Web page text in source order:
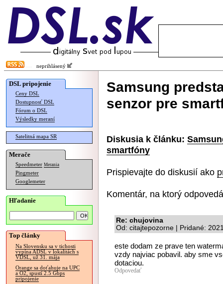
neprihlásený
DSL pripojenie
Ceny DSL
Dostupnosť DSL
Fórum o DSL
Výsledky meraní
Satelitná mapa SR
Merače
Speedmeter Merania
Pingmeter
Googlemeter
Hľadanie
Top články
Na Slovensku sa v tichosti
vypína ADSL v lokalitách s
VDSL, už 31. mája
Orange sa doťahuje na UPC
a O2, spustí 2.5 Gbps
pripojenie
Samsung
senzor pre
Diskusia k článku:
smartfóny
Prispievajte do diskusií ako
Komentár, na ktorý
Re: chujovina
Od: citajtepozorne | Pridané:
este dodam ze prave ten
vzdy najviac pobavil. aby sme
dotaciou.
Odpovedať